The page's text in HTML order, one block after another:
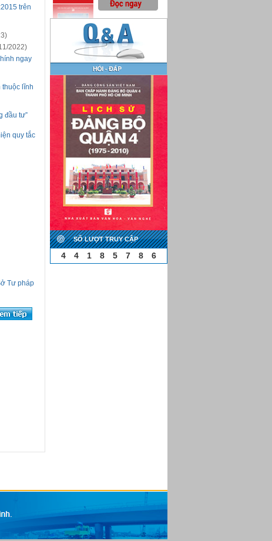
trên
2022)
ngay
thuộc lĩnh
đầu tư”
quy tắc
Tư pháp
SỐ LƯỢT TRUY CẬP
4 4 1 8 5 7 8 6